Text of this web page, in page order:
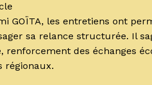
GOÏTA, les entretiens ont
sa relance structurée. Il
renforcement des échanges
régionaux.